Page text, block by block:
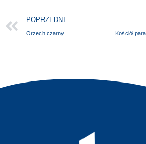
POPRZEDNI
Orzech czarny